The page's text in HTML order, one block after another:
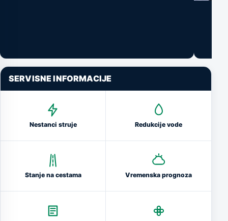
SERVISNE INFORMACIJE
Nestanci struje Redukcije vode
Stanje na cestama Vremenska prognoza